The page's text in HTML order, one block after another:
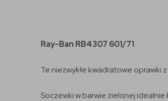
Ray-Ban RB4307 601/71
Te niezwykłe kwadratowe oprawki
Soczewki w barwie zielonej idealnie